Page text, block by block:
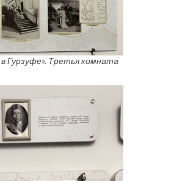
Гурзуфе». Третья комната